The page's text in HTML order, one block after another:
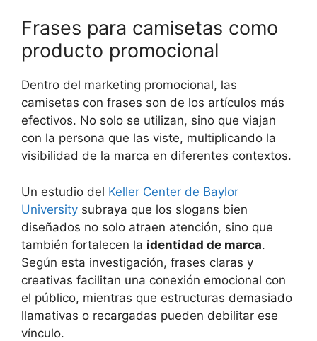
Frases para camisetas como
producto promocional
Dentro del marketing promocional, las
camisetas con frases son de los artículos más
efectivos. No solo se utilizan, sino que viajan
con la persona que las viste, multiplicando la
visibilidad de la marca en diferentes contextos.
Un estudio del Keller Center de Baylor
University subraya que los slogans bien
diseñados no solo atraen atención, sino que
también fortalecen la identidad de marca.
Según esta investigación, frases claras y
creativas facilitan una conexión emocional con
el público, mientras que estructuras demasiado
llamativas o recargadas pueden debilitar ese
vínculo.